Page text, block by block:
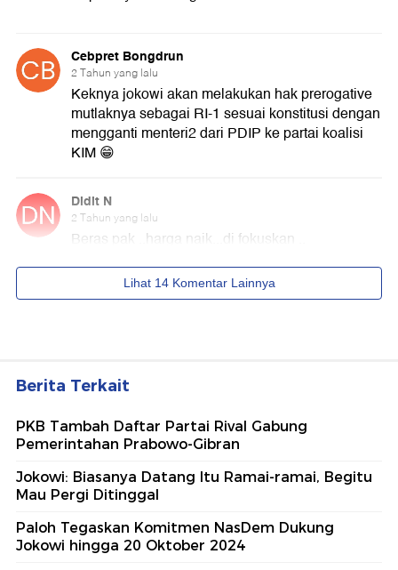
Berita Terkait
PKB Tambah Daftar Partai Rival Gabung
Pemerintahan Prabowo-Gibran
Jokowi: Biasanya Datang Itu Ramai-ramai, Begitu
Mau Pergi Ditinggal
Paloh Tegaskan Komitmen NasDem Dukung
Jokowi hingga 20 Oktober 2024